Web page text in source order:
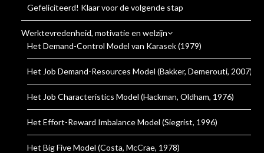
Gefeliciteerd! Klaar voor de volgende stap
Werktevredenheid, motivatie en welzijn
Het Demand-Control Model van Karasek (1979)
Het Job Demand-Resources Model (Bakker, Demerouti, 2007)
Het Job Characteristics Model (Hackman, Oldham, 1976)
Het Effort-Reward Imbalance Model (Siegrist, 1996)
Het Big Five Model (Costa, McCrae, 1978)